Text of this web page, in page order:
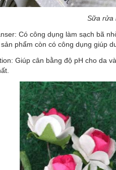
Sữa rửa
Có công dụng làm sạch bã
phẩm còn có công dụng giúp
Giúp cân bằng độ pH cho da